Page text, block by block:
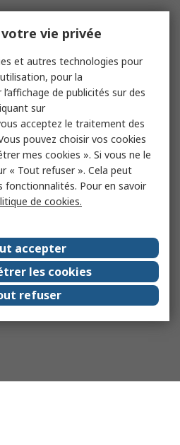
vie privée
et autres technologies pour
pour la
de publicités sur des
sur
acceptez le traitement des
pouvez choisir vos cookies
mes cookies ». Si vous ne le
« Tout refuser ». Cela peut
fonctionnalités. Pour en savoir
de cookies.
accepter
les cookies
refuser